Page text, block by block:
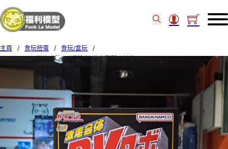
主頁 / 食玩扭蛋 / 食玩/盒玩
/
Bandai SMP 激走合體 RV機械人 [激走戰隊車連者] 92798